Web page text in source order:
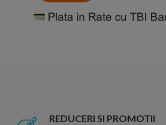
REDUCERI SI PROMOTII